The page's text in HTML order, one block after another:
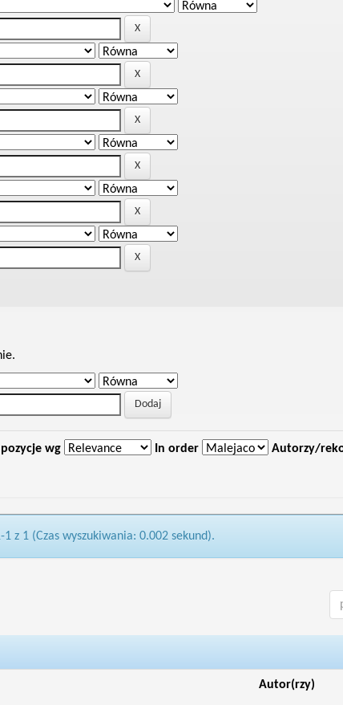
wg In order Autorzy/
1 z 1 (Czas wyszukiwania: 0.002 sekund).
Autor(rzy)